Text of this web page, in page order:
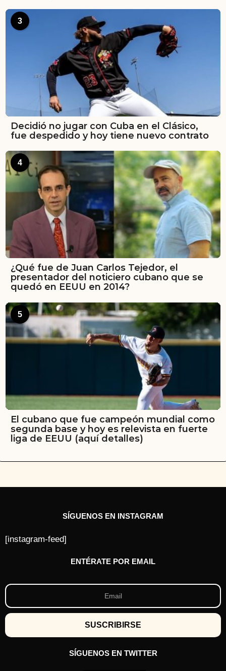
3
Decidió no jugar con Cuba en el Clásico,
fue despedido y hoy tiene nuevo contrato
4
¿Qué fue de Juan Carlos Tejedor, el
presentador del noticiero cubano que se
quedó en EEUU en 2014?
5
El cubano que fue campeón mundial como
segunda base y hoy es relevista en fuerte
liga de EEUU (aquí detalles)
SÍGUENOS EN INSTAGRAM
[instagram-feed]
ENTÉRATE POR EMAIL
SÍGUENOS EN TWITTER